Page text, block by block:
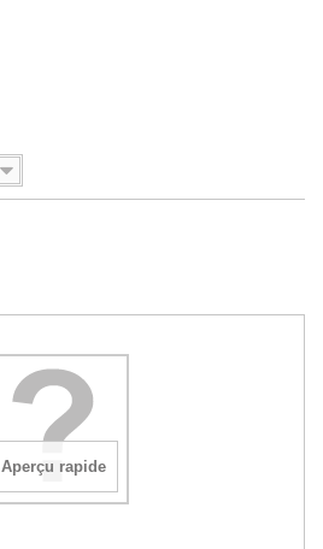
Aperçu rapide